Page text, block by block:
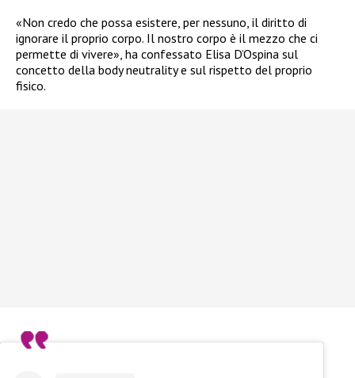
«Non credo che possa esistere, per nessuno, il diritto di
ignorare il proprio corpo. Il nostro corpo è il mezzo che ci
permette di vivere», ha confessato Elisa D’Ospina sul
concetto della body neutrality e sul rispetto del proprio
fisico.